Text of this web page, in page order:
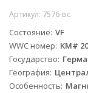
Артикул: 7576-вс
Состояние VF
WWC номер KM# 20
Государство
География
Особенность